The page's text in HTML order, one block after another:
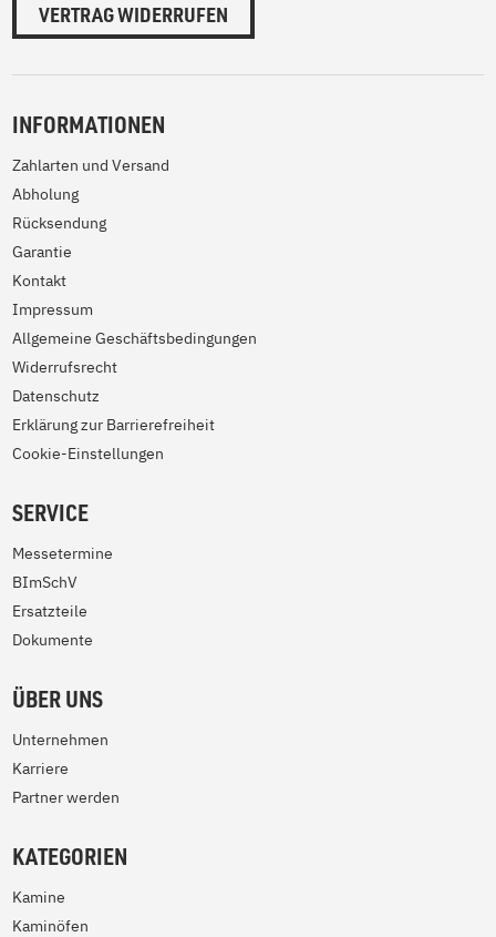
VERTRAG WIDERRUFEN
INFORMATIONEN
Zahlarten und Versand
Abholung
Rücksendung
Garantie
Kontakt
Impressum
Allgemeine Geschäftsbedingungen
Widerrufsrecht
Datenschutz
Erklärung zur Barrierefreiheit
Cookie-Einstellungen
SERVICE
Messetermine
BImSchV
Ersatzteile
Dokumente
ÜBER UNS
Unternehmen
Karriere
Partner werden
KATEGORIEN
Kamine
Kaminöfen